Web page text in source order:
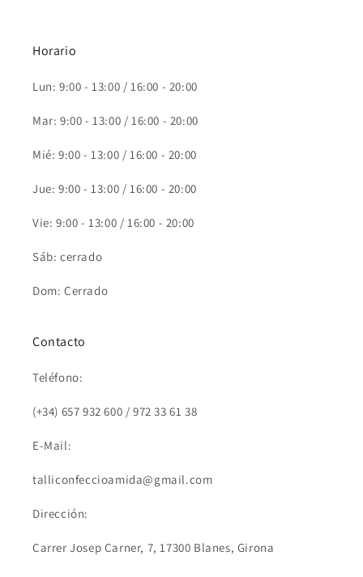
Horario
Lun: 9:00 - 13:00 / 16:00 - 20:00
Mar: 9:00 - 13:00 / 16:00 - 20:00
Mié: 9:00 - 13:00 / 16:00 - 20:00
Jue: 9:00 - 13:00 / 16:00 - 20:00
Vie: 9:00 - 13:00 / 16:00 - 20:00
Sáb: cerrado
Dom: Cerrado
Contacto
Teléfono:
(+34) 657 932 600 / 972 33 61 38
E-Mail:
talliconfeccioamida@gmail.com
Dirección:
Carrer Josep Carner, 7, 17300 Blanes, Girona